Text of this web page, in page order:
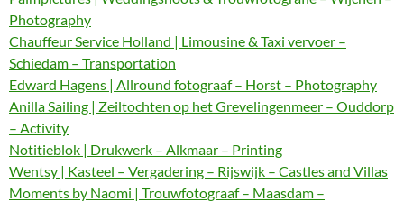
Photography
Chauffeur Service Holland | Limousine & Taxi vervoer –
Schiedam – Transportation
Edward Hagens | Allround fotograaf – Horst – Photography
Anilla Sailing | Zeiltochten op het Grevelingenmeer – Ouddorp
– Activity
Notitieblok | Drukwerk – Alkmaar – Printing
Wentsy | Kasteel – Vergadering – Rijswijk – Castles and Villas
Moments by Naomi | Trouwfotograaf – Maasdam –